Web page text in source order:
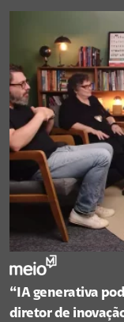
“IA generativa
diretor de